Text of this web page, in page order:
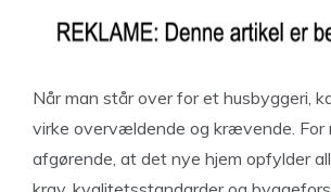
Når man står over for et husbyggeri,
virke overvældende og krævende. For
afgørende, at det nye hjem opfylder